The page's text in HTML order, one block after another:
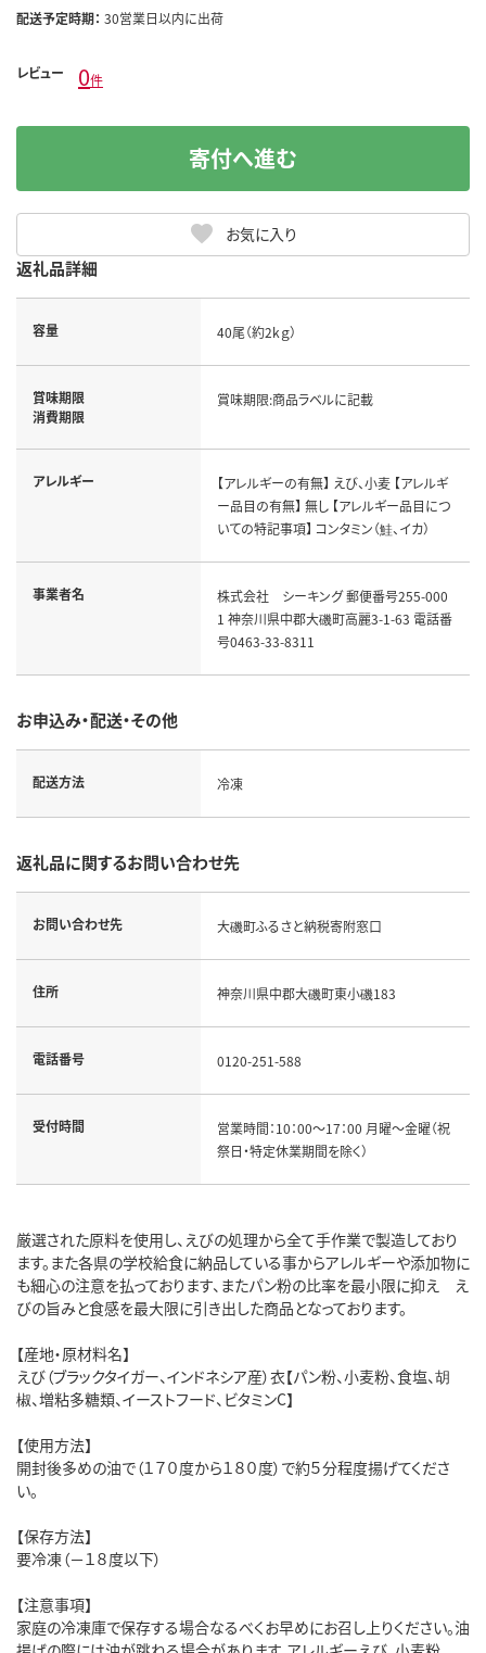
配送予定時期： 30営業日以内に出荷
レビュー 0件
お気に入り
寄付へ進む
返礼品詳細
容量 40尾（約2kｇ）
賞味期限
消費期限
賞味期限:商品ラベルに記載
アレルギー
【アレルギーの有無】 えび、小麦 【アレルギ
ー品目の有無】 無し 【アレルギー品目につ
いての特記事項】 コンタミン（鮭、イカ）
事業者名
株式会社 シーキング 郵便番号255-000
1 神奈川県中郡大磯町高麗3-1-63 電話番
号0463-33-8311
お申込み・配送・その他
配送方法 冷凍
返礼品に関するお問い合わせ先
お問い合わせ先 大磯町ふるさと納税寄附窓口
住所 神奈川県中郡大磯町東小磯183
電話番号 0120-251-588
受付時間
営業時間：10：00～17：00 月曜～金曜（祝
祭日・特定休業期間を除く）
厳選された原料を使用し、えびの処理から全て手作業で製造しており
ます。また各県の学校給食に納品している事からアレルギーや添加物に
も細心の注意を払っております、またパン粉の比率を最小限に抑え え
びの旨みと食感を最大限に引き出した商品となっております。
【産地・原材料名】
えび（ブラックタイガー、インドネシア産）衣【パン粉、小麦粉、食塩、胡
椒、増粘多糖類、イーストフード、ビタミンC】
【使用方法】
開封後多めの油で（１７０度から１８０度）で約５分程度揚げてくださ
い。
【保存方法】
要冷凍（－１８度以下）
【注意事項】
家庭の冷凍庫で保存する場合なるべくお早めにお召し上りください。油